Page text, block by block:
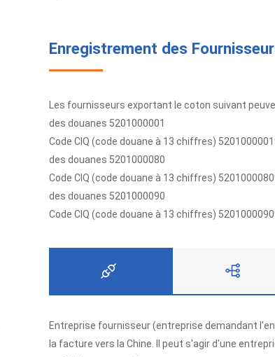
Enregistrement des
Les fournisseurs exportant le coton suivant
des douanes 5201000001
Code CIQ (code douane à 13 chiffres)
des douanes 5201000080
Code CIQ (code douane à 13 chiffres)
des douanes 5201000090
Code CIQ (code douane à 13 chiffres)
Entreprise fournisseur (entreprise demandant
la facture vers la Chine. Il peut s'agir d'une